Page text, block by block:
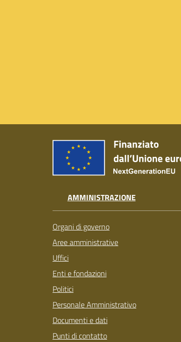
AMMINISTRAZIONE
Organi di governo
Aree amministrative
Uffici
Enti e fondazioni
Politici
Personale Amministrativo
Documenti e dati
Punti di contatto